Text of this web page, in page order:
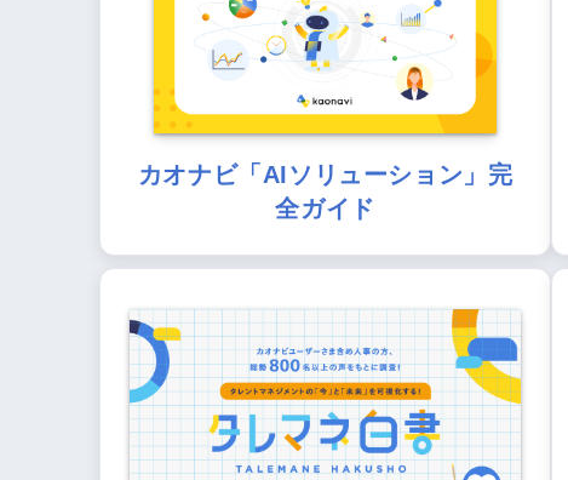
カオナビ「AIソリューション」完
全ガイド